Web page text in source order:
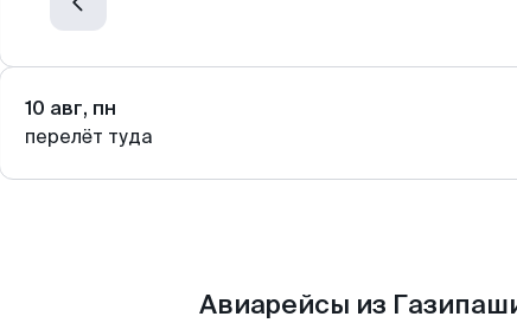
10 авг, пн
перелёт туда
Авиарейсы из